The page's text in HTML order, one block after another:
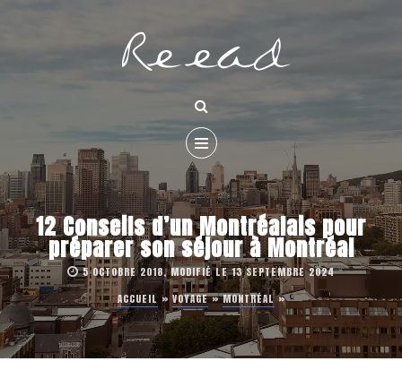
12 Conseils d’un Montréalais pour
préparer son séjour à Montréal
5 OCTOBRE 2018, MODIFIÉ LE 13 SEPTEMBRE 2024
ACCUEIL » VOYAGE»MONTRÉAL»